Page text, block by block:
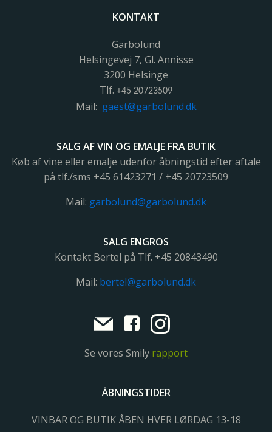
KONTAKT
Garbolund
Helsingevej 7, Gl. Annisse
3200 Helsinge
Tlf. +45 20723509
Mail: gaest@garbolund.dk
SALG AF VIN OG EMALJE FRA BUTIK
Køb af vine eller emalje udenfor åbningstid efter aftale
på tlf./sms +45 61423271 / +45 20723509
Mail: garbolund@garbolund.dk
SALG ENGROS
Kontakt Bertel på Tlf. +45 20843490
Mail: bertel@garbolund.dk
Se vores Smily rapport
ÅBNINGSTIDER
VINBAR OG BUTIK ÅBEN HVER LØRDAG 13-18